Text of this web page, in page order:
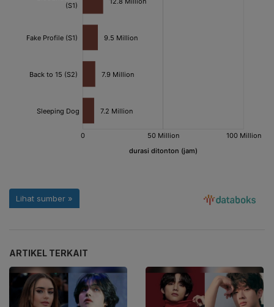
ARTIKEL TERKAIT